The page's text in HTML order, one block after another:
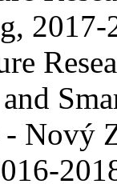
- Nový